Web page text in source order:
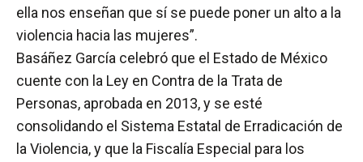
ella nos enseñan que sí se puede poner un alto a la
violencia hacia las mujeres”.
Basáñez García celebró que el Estado de México
cuente con la Ley en Contra de la Trata de
Personas, aprobada en 2013, y se esté
consolidando el Sistema Estatal de Erradicación de
la Violencia, y que la Fiscalía Especial para los